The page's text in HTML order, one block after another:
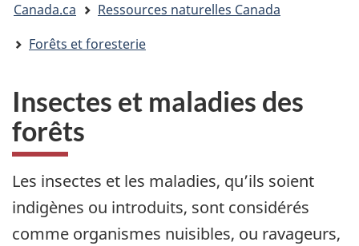
êtes
ici
Canada.ca
Ressources naturelles Canada
Forêts et foresterie
Insectes et maladies des
forêts
Les insectes et les maladies, qu’ils soient
indigènes ou introduits, sont considérés
comme organismes nuisibles, ou ravageurs,